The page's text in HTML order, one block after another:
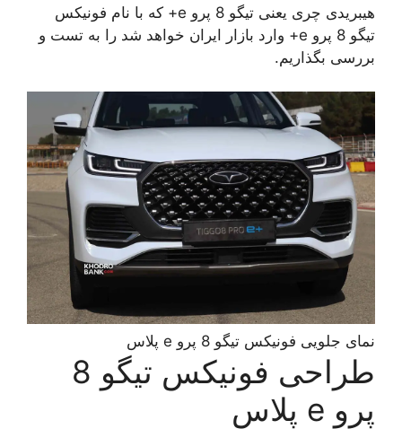
هیبریدی چری یعنی تیگو 8 پرو e+ که با نام فونیکس
تیگو 8 پرو e+ وارد بازار ایران خواهد شد را به تست و
بررسی بگذاریم.
نمای جلویی فونیکس تیگو 8 پرو e پلاس
طراحی فونیکس تیگو 8
پرو e پلاس